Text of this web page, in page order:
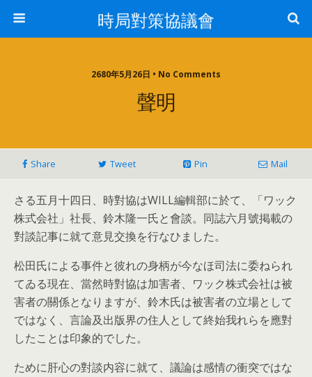
時局對策協議會
2680年5月26日 • No Comments
聲明
Share Tweet Pin Mail
さる五月十四日、時對協はWILL編輯部に於て、「ワック
株式会社」社長、鈴木隆一氏と會談。同誌六月號掲載の
對談記事に就て意見交換を行なひました。
松田氏による事件と彼れの身柄が今なほ司法に委ねられ
てゐる現在、當然時對協は加害者、ワック株式会社は被
害者の關係となりますが、鈴木氏は被害者の立場として
ではなく、言論及出版界の住人として終始我れらを應對
したことは印象的でした。
ために肝心の對談内容に就て、議論は感情の衝突ではな